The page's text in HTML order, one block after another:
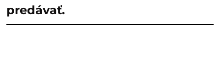
predávať.